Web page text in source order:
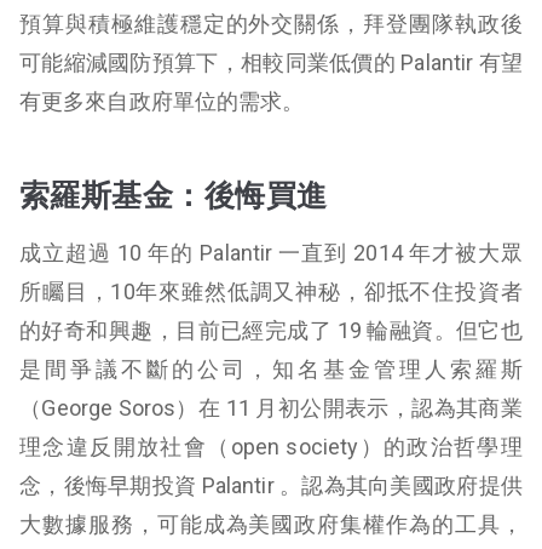
預算與積極維護穩定的外交關係，拜登團隊執政後
可能縮減國防預算下，相較同業低價的 Palantir 有望
有更多來自政府單位的需求。
索羅斯基金：後悔買進
成立超過 10 年的 Palantir 一直到 2014 年才被大眾
所矚目，10年來雖然低調又神秘，卻抵不住投資者
的好奇和興趣，目前已經完成了 19 輪融資。但它也
是間爭議不斷的公司，知名基金管理人索羅斯
（George Soros）在 11 月初公開表示，認為其商業
理念違反開放社會（open society）的政治哲學理
念，後悔早期投資 Palantir 。認為其向美國政府提供
大數據服務，可能成為美國政府集權作為的工具，